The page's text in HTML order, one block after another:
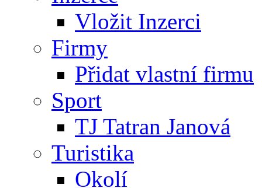
Vložit Inzerci
Firmy
Přidat vlastní firmu
Sport
TJ Tatran Janová
Turistika
Okolí